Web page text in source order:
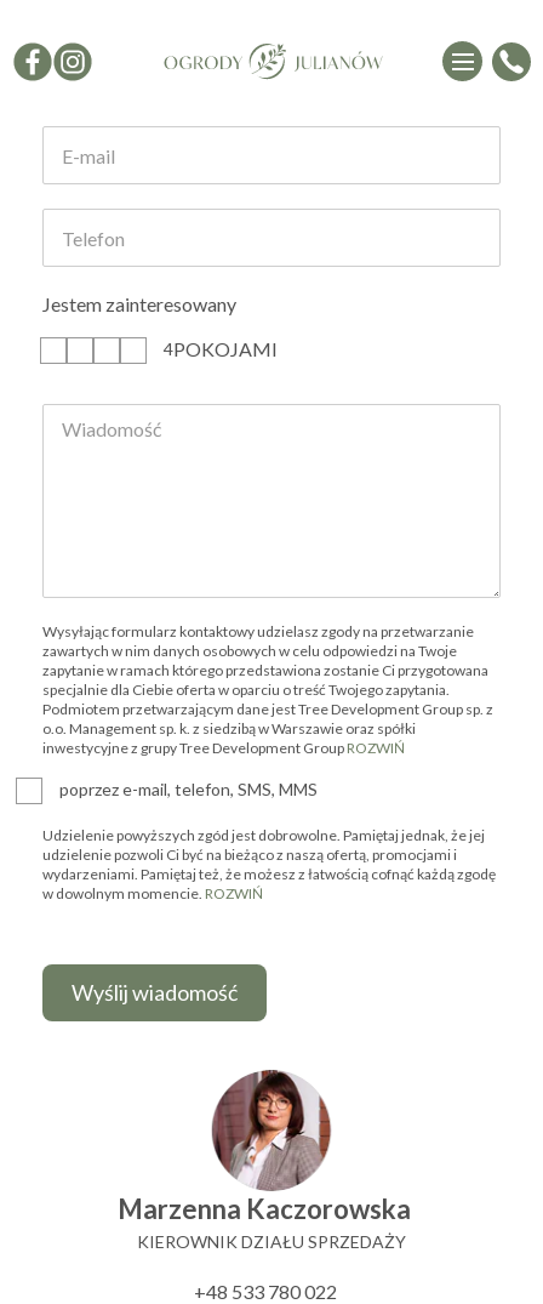
Jestem zainteresowany
4POKOJAMI
Wysyłając formularz kontaktowy udzielasz zgody na przetwarzanie
zawartych w nim danych osobowych w celu odpowiedzi na Twoje
zapytanie w ramach którego przedstawiona zostanie Ci przygotowana
specjalnie dla Ciebie oferta w oparciu o treść Twojego zapytania.
Podmiotem przetwarzającym dane jest Tree Development Group sp. z
o.o. Management sp. k. z siedzibą w Warszawie oraz spółki
inwestycyjne z grupy Tree Development Group ROZWIŃ
poprzez e-mail, telefon, SMS, MMS
Udzielenie powyższych zgód jest dobrowolne. Pamiętaj jednak, że jej
udzielenie pozwoli Ci być na bieżąco z naszą ofertą, promocjami i
wydarzeniami. Pamiętaj też, że możesz z łatwością cofnąć każdą zgodę
w dowolnym momencie. ROZWIŃ
Marzenna Kaczorowska
KIEROWNIK DZIAŁU SPRZEDAŻY
+48 533 780 022